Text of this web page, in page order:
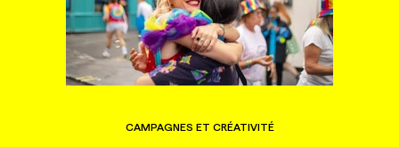
CAMPAGNES ET CRÉATIVITÉ